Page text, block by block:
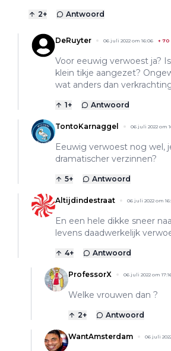
2+ Antwoord
DeRuyter 06 juli 2022 om 16:06 + 70
Voor eeuwig verwoest ja?
klein tikje aangezet?
wat anders dan
1+ Antwoord
TontoKarnaggel 06 juli 2022 om
Eeuwig verwoest nog wel,
dramatischer verzinnen?
5+ Antwoord
Altijdindestraat 06 juli 2022 om
En een hele dikke sneer
levens daadwerkelijk
4+ Antwoord
ProfessorX 06 juli 2022 om
Welke vrouwen dan ?
2+ Antwoord
WantAmsterdam 06 juli